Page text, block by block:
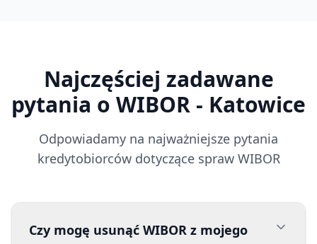
Najczęściej zadawane
pytania o WIBOR - Katowice
Odpowiadamy na najważniejsze pytania
kredytobiorców dotyczące spraw WIBOR
Czy mogę usunąć WIBOR z mojego